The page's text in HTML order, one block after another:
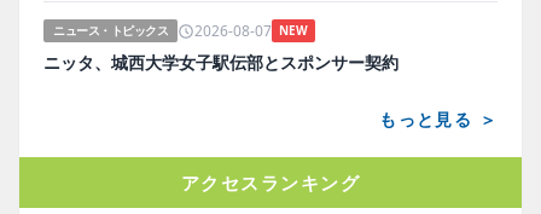
ニュース・トピックス 2026-08-07 NEW
ニッタ、城西大学女子駅伝部とスポンサー契約
もっと見る ＞
アクセスランキング